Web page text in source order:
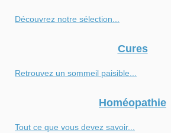
Découvrez notre sélection...
Cures
Retrouvez un sommeil paisible...
Homéopathie
Tout ce que vous devez savoir...